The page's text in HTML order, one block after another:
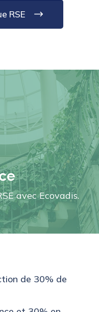
RSE
avec Ecovadis.
de 30% de